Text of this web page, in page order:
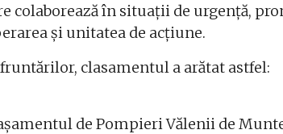
colaborează în situații de urgență,
și unitatea de acțiune.
clasamentul a arătat astfel:
de Pompieri Vălenii de